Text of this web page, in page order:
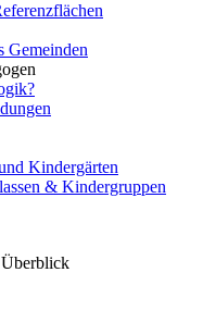
Gemeinden
Kindergärten
& Kindergruppen
Überblick